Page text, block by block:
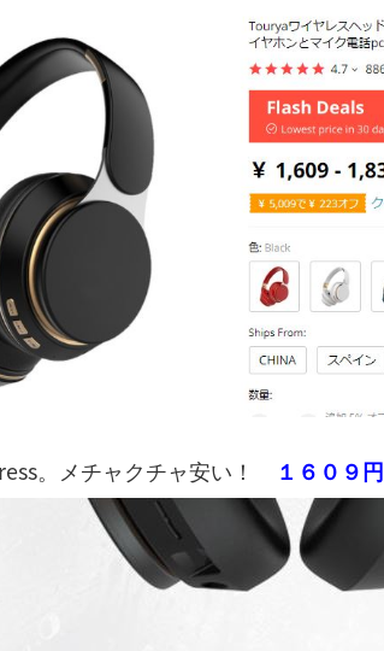
。メチャクチャ安い！ １６０９円